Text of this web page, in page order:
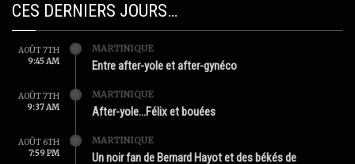
CES DERNIERS JOURS…
AOÛT 7TH
9:45 AM
MARTINIQUE
Entre after-yole et after-gynéco
AOÛT 7TH
9:37 AM
MARTINIQUE
After-yole…Félix et bouées
AOÛT 6TH
7:59 PM
MARTINIQUE
Un noir fan de Bernard Hayot et des békés de